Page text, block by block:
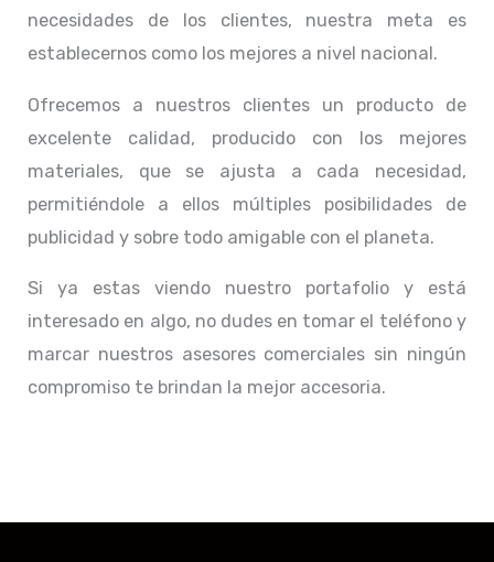
necesidades de los clientes, nuestra meta es
establecernos como los mejores a nivel nacional.
Ofrecemos a nuestros clientes un producto de
excelente calidad, producido con los mejores
materiales, que se ajusta a cada necesidad,
permitiéndole a ellos múltiples posibilidades de
publicidad y sobre todo amigable con el planeta.
Si ya estas viendo nuestro portafolio y está
interesado en algo, no dudes en tomar el teléfono y
marcar nuestros asesores comerciales sin ningún
compromiso te brindan la mejor accesoria.